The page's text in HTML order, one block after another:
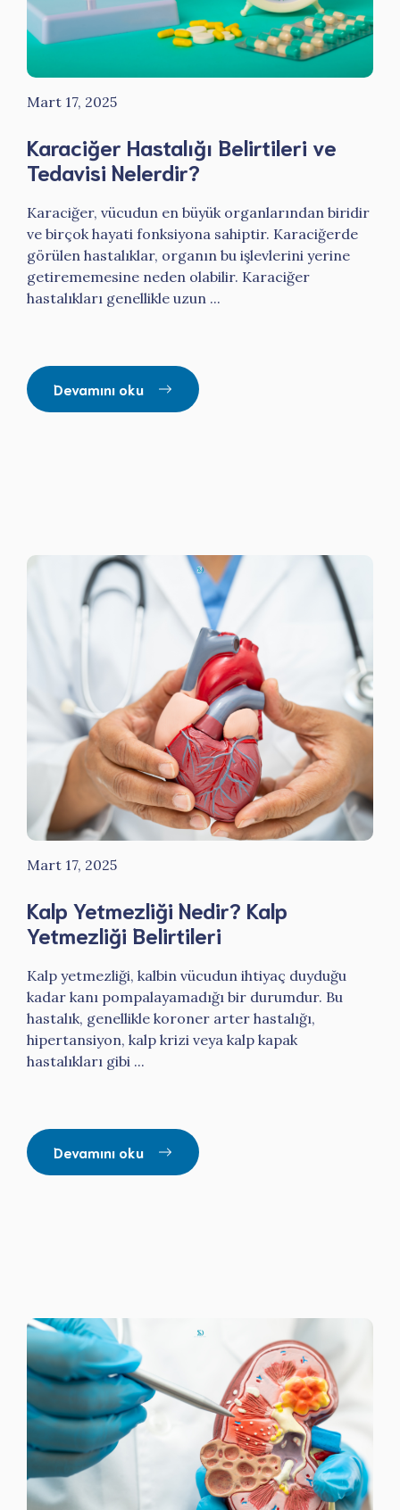
Mart 17, 2025
Karaciğer Hastalığı Belirtileri ve
Tedavisi Nelerdir?
Karaciğer, vücudun en büyük organlarından biridir
ve birçok hayati fonksiyona sahiptir. Karaciğerde
görülen hastalıklar, organın bu işlevlerini yerine
getirememesine neden olabilir. Karaciğer
hastalıkları genellikle uzun ...
Devamını oku
Mart 17, 2025
Kalp Yetmezliği Nedir? Kalp
Yetmezliği Belirtileri
Kalp yetmezliği, kalbin vücudun ihtiyaç duyduğu
kadar kanı pompalayamadığı bir durumdur. Bu
hastalık, genellikle koroner arter hastalığı,
hipertansiyon, kalp krizi veya kalp kapak
hastalıkları gibi ...
Devamını oku